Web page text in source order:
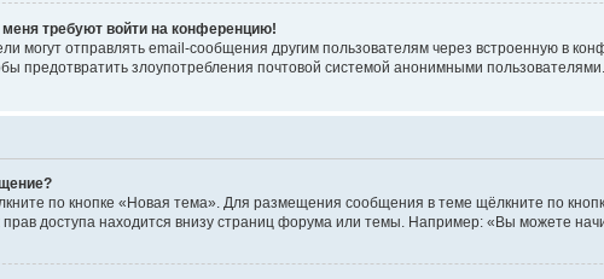
требуют войти на конференцию!
могут отправлять email-сообщения другим пользователям через встроенную в
предотвратить злоупотребления почтовой системой анонимными пользователями.
по кнопке «Новая тема». Для размещения сообщения в теме щёлкните по
доступа находится внизу страниц форума или темы. Например: «Вы можете